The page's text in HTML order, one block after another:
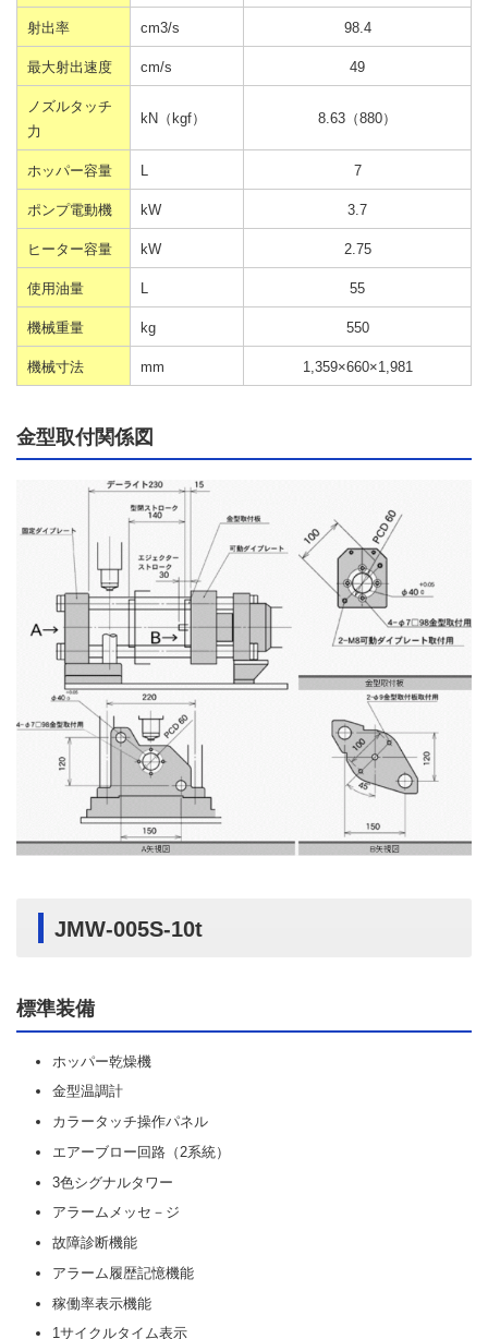
射出率 cm3/s 98.4
最大射出速度 cm/s 49
ノズルタッチ
力
kN（kgf） 8.63（880）
ホッパー容量 7
ポンプ電動機 kW 3.7
ヒーター容量 kW 2.75
使用油量 55
機械重量 kg 550
機械寸法 mm 1,359×660×1,981
金型取付関係図
JMW-005S-10t
標準装備
ホッパー乾燥機
金型温調計
カラータッチ操作パネル
エアーブロー回路（2系統）
3色シグナルタワー
アラームメッセ－ジ
故障診断機能
アラーム履歴記憶機能
稼働率表示機能
1サイクルタイム表示